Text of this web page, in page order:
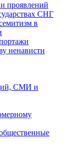
проявлений
СНГ
в
ненависти
СМИ и